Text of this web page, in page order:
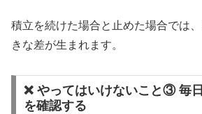
積立を続けた場合と止めた場合では
きな差が生まれます。
❌ やってはいけないこと③ 毎
を確認する